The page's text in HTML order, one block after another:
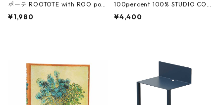
ポーチ ROOTOTE with ROO pou
ch 3532 ルートート WR.ポーチ.ラ
¥1,980
100percent 100% STUDIO COH
AKU Timeless 100パーセント ス
¥4,400